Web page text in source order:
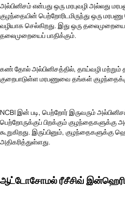
அல்பினிசம் என்பது ஒரு மரபுவழி அல்லது
குழந்தையின் பெற்றோரிடமிருந்து ஒரு
வழியாக செல்கிறது. இது ஒரு
தலைமுறையைப் பாதிக்கும்.
கண் தோல் அல்பினிசத்தில், தாய்வழி மற்றும்
குறைபாடுள்ள மரபணுவை தங்கள்
NCBI இன் படி, பெற்றோர் இருவரும்
பெற்றோருக்குப் பிறக்கும் குழந்தைகளுக்கு
கூறுகிறது. இருப்பினும்,
அதிகரித்துள்ளது.
ஆட்டோசோமல் ரீசீசிவ்